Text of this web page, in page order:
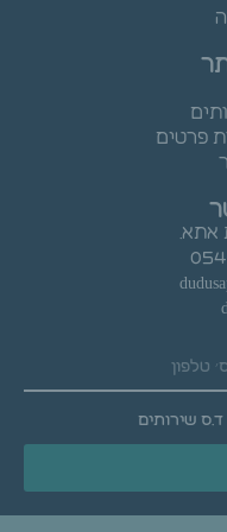
פרטים
שירותים